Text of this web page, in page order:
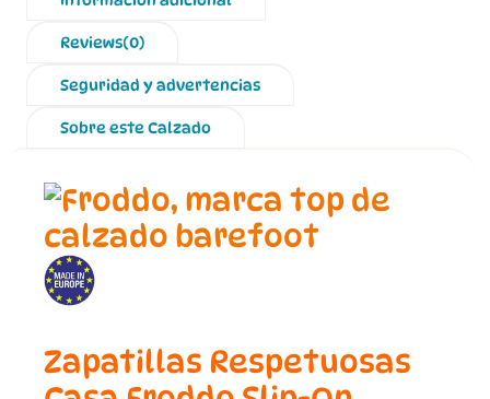
Reviews(0)
Seguridad y advertencias
Sobre este Calzado
Zapatillas Respetuosas